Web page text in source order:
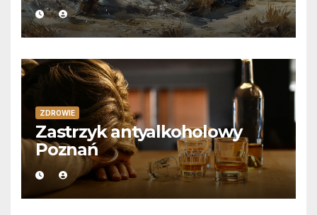
ZDROWIE
Zastrzyk antyalkoholowy
Poznań